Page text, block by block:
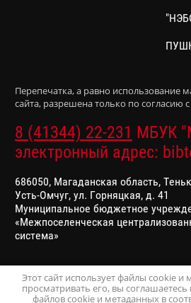
Перепечатка, а равно использование
сайта, разрешена только по согласию
8 (41344) 22-231 МБУК
электронный адрес:
686050, Магаданская область,
Усть-Омчуг, ул. Горняцкая, д. 41
Муниципальное бюджетное
«Межпоселенческая
система»
Сайт создан в:
Этот сайт использует файлы cookie
просматривать его, вы
файлов cookie и метаданных в